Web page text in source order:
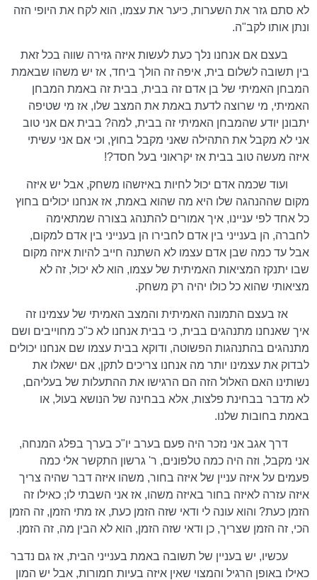
לא סתם גזר את השערות, כיער את עצמו, הוא לקח את היופי הזה
ונתן אותו לקב"ה.
בעצם אם אנחנו נלך כעת לעשות איזה גזירה שווה בכל זאת
בין תשובה לשלום בית, איפה זה הולך ביחד, אז יש משהו שבאמת
המבחן האמיתי של בן אדם זה בבית, בבית זה באמת המבחן
האמיתי, מי שרוצה לדעת באמת את המצב שלו, אז מי שטיפה
יתבונן יודע שהמבחן האמיתי זה בבית, למה? בבית אם אני טוב
אני לא מקבל את התהילה שאני מקבל בחוץ, וכי אם אני עשיתי
איזה מעשה טוב בבית אז יקראוני בעל חסד?!
ועוד שכמה אדם יכול לחיות באיזשהו משחק, אבל יש איזה
מקום שההנהגה שלו היא מה שהוא באמת, אז אנחנו יכולים בחוץ
כל אחד לפי עניינו, איך אמורים להתנהג בצורה שמתאימה
לחברה, הן בענייני בין אדם לחבירו הן בענייני בין אדם למקום,
אבל עד כמה שבן אדם עצמו לא השתנה חייב להיות איזה מקום
שבו יתנקז המציאות האמיתית של עצמו, הוא לא יכול, זה לא
מציאותי שהוא כל כולו יהיה רק משחק.
אז בעצם התמונה האמיתית והמצב האמיתי של עצמינו זה
איך שאנחנו מתנהגים בבית, כי בבית אנחנו לא כ"כ מחוייבים ושם
מתנהגים בהתנהגות הפשוטה, ודוקא בבית עצמו שם אנחנו יכולים
לבדוק את עצמינו יותר מה אנחנו צריכים לתקן, אם ישאלו את
נשותינו האם האלול הזה הם הרגישו את ההתעלות של בעליהם,
לא מדבר בבחינת פלצות, אלא בבחינה של הנושא בעול, או
באמת בחובות שלנו.
דרך אגב אני נזכר היה פעם בערב יו"כ בערך בפלג המנחה,
אני מקבל, וזה היה כמה טלפונים, ר' גרשון התקשר אלי כמה
פעמים על איזה עניין של איזה בחור, משהו איזה דבר שהיה צריך
איזה עזרה לאיזה בחור באיזה משהו, אז אני השבתי לו; כאילו זה
הזמן כעת? והוא עונה לי ודאי שזה הזמן כעת, אז מתי הזמן, זה הזמן
הכי, זה הזמן שצריך, כן ודאי שזה הזמן, הוא לא הבין מה, זה הזמן.
עכשיו, יש בעניין של תשובה באמת בענייני הבית, אז גם נדבר
כאילו באופן הרגיל והמצוי שאין איזה בעיות חמורות, אבל יש המון